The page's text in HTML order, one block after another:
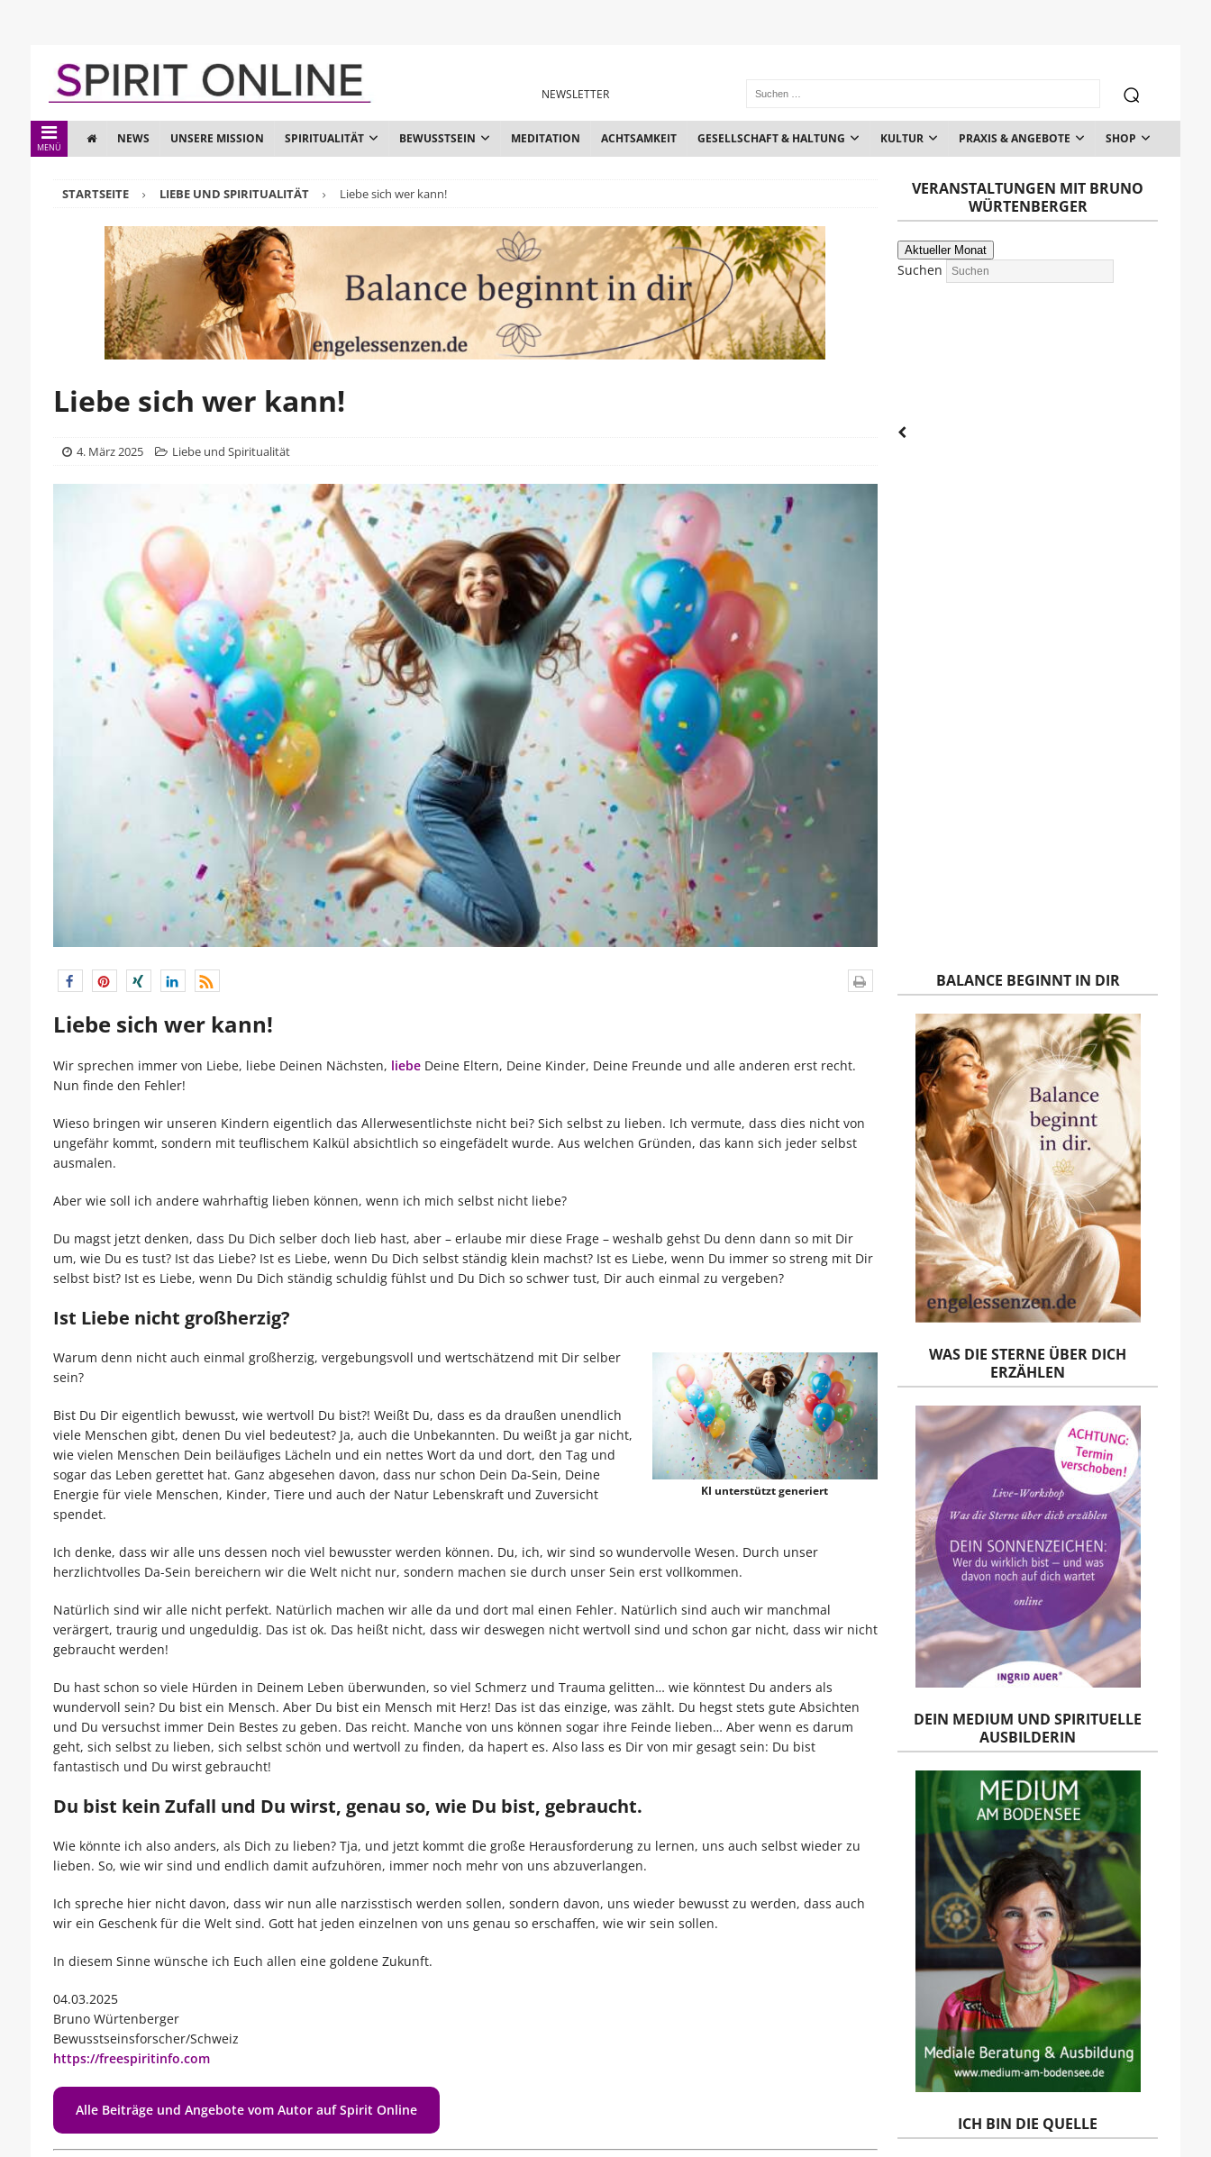
NEWSLETTER
MENÜ
NEWS UNSERE MISSION SPIRITUALITÄT BEWUSSTSEIN MEDITATION ACHTSAMKEIT GESELLSCHAFT & HALTUNG KULTUR PRAXIS & ANGEBOTE SHOP
STARTSEITE LIEBE UND SPIRITUALITÄT Liebe sich wer kann!
Liebe sich wer kann!
4. März 2025 Liebe und Spiritualität
Liebe sich wer kann!
Wir sprechen immer von Liebe, liebe Deinen Nächsten, liebeDeine Eltern, Deine Kinder, Deine Freunde und alle anderen erst recht.
Nun finde den Fehler!
Wieso bringen wir unseren Kindern eigentlich das Allerwesentlichste nicht bei? Sich selbst zu lieben. Ich vermute, dass dies nicht von
ungefähr kommt, sondern mit teuflischem Kalkül absichtlich so eingefädelt wurde. Aus welchen Gründen, das kann sich jeder selbst
ausmalen.
Aber wie soll ich andere wahrhaftig lieben können, wenn ich mich selbst nicht liebe?
Du magst jetzt denken, dass Du Dich selber doch lieb hast, aber – erlaube mir diese Frage – weshalb gehst Du denn dann so mit Dir
um, wie Du es tust? Ist das Liebe? Ist es Liebe, wenn Du Dich selbst ständig klein machst? Ist es Liebe, wenn Du immer so streng mit Dir
selbst bist? Ist es Liebe, wenn Du Dich ständig schuldig fühlst und Du Dich so schwer tust, Dir auch einmal zu vergeben?
Ist Liebe nicht großherzig?
KI unterstützt generiert
Warum denn nicht auch einmal großherzig, vergebungsvoll und wertschätzend mit Dir selber
sein?
Bist Du Dir eigentlich bewusst, wie wertvoll Du bist?! Weißt Du, dass es da draußen unendlich
viele Menschen gibt, denen Du viel bedeutest? Ja, auch die Unbekannten. Du weißt ja gar nicht,
wie vielen Menschen Dein beiläufiges Lächeln und ein nettes Wort da und dort, den Tag und
sogar das Leben gerettet hat. Ganz abgesehen davon, dass nur schon Dein Da-Sein, Deine
Energie für viele Menschen, Kinder, Tiere und auch der Natur Lebenskraft und Zuversicht
spendet.
Ich denke, dass wir alle uns dessen noch viel bewusster werden können. Du, ich, wir sind so wundervolle Wesen. Durch unser
herzlichtvolles Da-Sein bereichern wir die Welt nicht nur, sondern machen sie durch unser Sein erst vollkommen.
Natürlich sind wir alle nicht perfekt. Natürlich machen wir alle da und dort mal einen Fehler. Natürlich sind auch wir manchmal
verärgert, traurig und ungeduldig. Das ist ok. Das heißt nicht, dass wir deswegen nicht wertvoll sind und schon gar nicht, dass wir nicht
gebraucht werden!
Du hast schon so viele Hürden in Deinem Leben überwunden, so viel Schmerz und Trauma gelitten… wie könntest Du anders als
wundervoll sein? Du bist ein Mensch. Aber Du bist ein Mensch mit Herz! Das ist das einzige, was zählt. Du hegst stets gute Absichten
und Du versuchst immer Dein Bestes zu geben. Das reicht. Manche von uns können sogar ihre Feinde lieben… Aber wenn es darum
geht, sich selbst zu lieben, sich selbst schön und wertvoll zu finden, da hapert es. Also lass es Dir von mir gesagt sein: Du bist
fantastisch und Du wirst gebraucht!
Du bist kein Zufall und Du wirst, genau so, wie Du bist, gebraucht.
Wie könnte ich also anders, als Dich zu lieben? Tja, und jetzt kommt die große Herausforderung zu lernen, uns auch selbst wieder zu
lieben. So, wie wir sind und endlich damit aufzuhören, immer noch mehr von uns abzuverlangen.
Ich spreche hier nicht davon, dass wir nun alle narzisstisch werden sollen, sondern davon, uns wieder bewusst zu werden, dass auch
wir ein Geschenk für die Welt sind. Gott hat jeden einzelnen von uns genau so erschaffen, wie wir sein sollen.
In diesem Sinne wünsche ich Euch allen eine goldene Zukunft.
04.03.2025
Bruno Würtenberger
Bewusstseinsforscher/Schweiz
https://freespiritinfo.com
Alle Beiträge und Angebote vom Autor auf Spirit Online
VERANSTALTUNGEN MIT BRUNO
WÜRTENBERGER
Aktueller Monat
Suchen
BALANCE BEGINNT IN DIR
WAS DIE STERNE ÜBER DICH
ERZÄHLEN
DEIN MEDIUM UND SPIRITUELLE
AUSBILDERIN
ICH BIN DIE QUELLE